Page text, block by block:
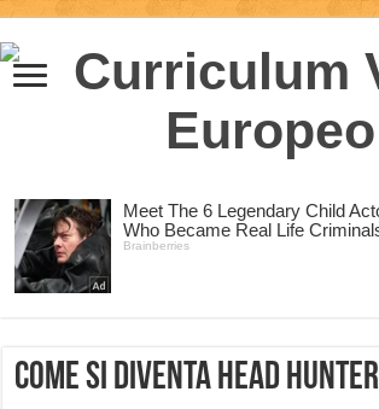
Come si diventa Head Hunter